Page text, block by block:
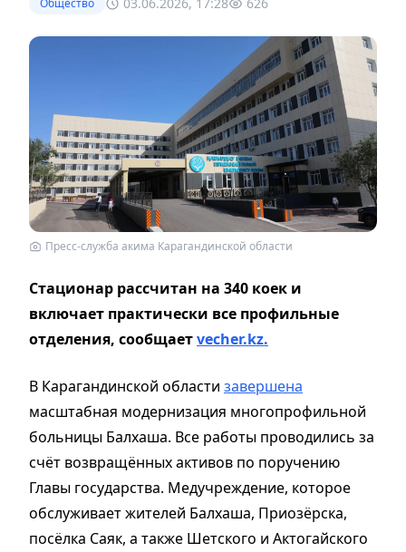
Пресс-служба акима Карагандинской области
Стационар рассчитан на 340 коек и
включает практически все профильные
отделения, сообщаетvecher.kz.
В Карагандинской области завершена
масштабная модернизация многопрофильной
больницы Балхаша. Все работы проводились за
счёт возвращённых активов по поручению
Главы государства. Медучреждение, которое
обслуживает жителей Балхаша, Приозёрска,
посёлка Саяк, а также Шетского и Актогайского